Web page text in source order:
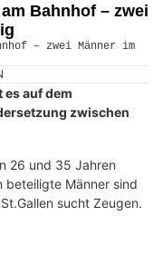
Bahnhof – zwei
auf dem
zwischen
26 und 35 Jahren
beteiligte Männer sind
sucht Zeugen.